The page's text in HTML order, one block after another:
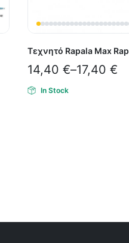
Τεχνητό Rapala Max Rap
14,40 €–17,40 €
In Stock